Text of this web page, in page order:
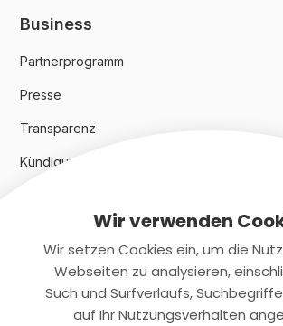
Business
Partnerprogramm
Presse
Transparenz
Kündigungsindex 2024
Rechtliches
Datenschutz
Wir verwenden
Wir setzen Cookies ein, um die
Webseiten zu analysieren,
Such und Surfverlaufs,
auf Ihr Nutzungsverhalten